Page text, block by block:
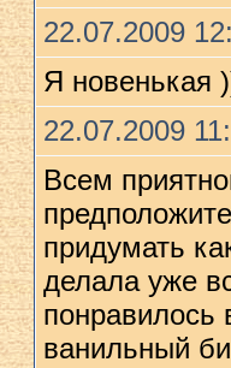
22.07.2009
Я новенькая
22.07.2009
Всем
придумать
делала уже
ванильный